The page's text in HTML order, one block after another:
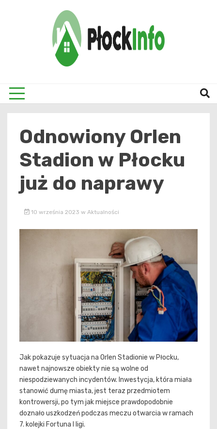
Odnowiony Orlen
Stadion w Płocku
już do naprawy
10 września 2023 w Aktualności
Jak pokazuje sytuacja na Orlen Stadionie w Płocku,
nawet najnowsze obiekty nie są wolne od
niespodziewanych incydentów. Inwestycja, która miała
stanowić dumę miasta, jest teraz przedmiotem
kontrowersji, po tym jak miejsce prawdopodobnie
doznało uszkodzeń podczas meczu otwarcia w ramach
7. kolejki Fortuna I ligi.